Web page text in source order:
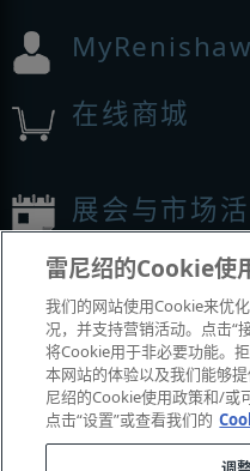
MyRenishaw
在线商城
展会与市场
我们参加的活动
雷尼绍的Cookie使
我们的网站使用Cookie来优
况，并支持营销活动。点击“
将Cookie用于非必要功能。
本网站的体验以及我们能够
尼绍的Cookie使用政策和/或
点击“设置”或查看我们的